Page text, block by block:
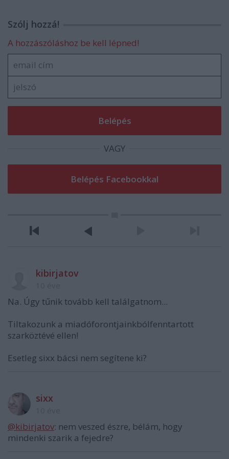
Szólj hozzá!
A hozzászóláshoz be kell lépned!
VAGY
kibirjatov
Na. Úgy tűnik tovább kell találgatnom...
Tiltakozunk a miadóforontjainkbólfenntartott
szarköztévé ellen!
Esetleg sixx bácsi nem segítene ki?
sixx
@kibirjatov: nem veszed észre, bélám, hogy
mindenki szarik a fejedre?